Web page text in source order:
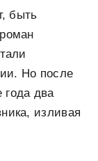
быть
Но после
года два
изливая